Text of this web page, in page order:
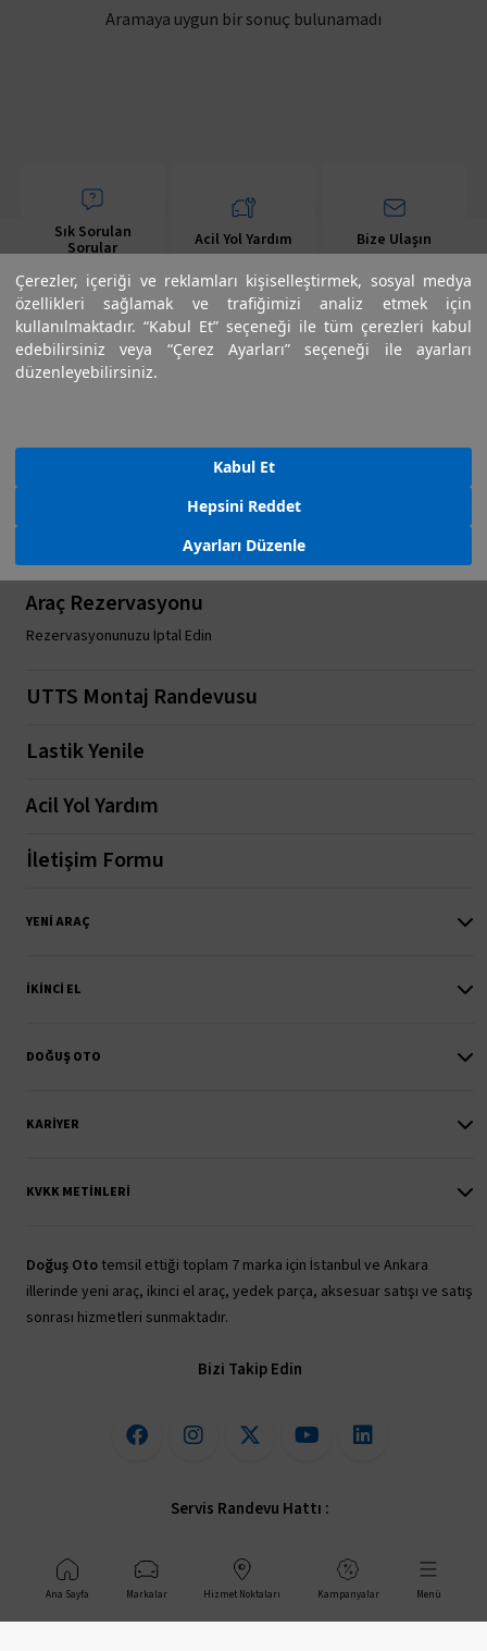
Çerezler, içeriği ve reklamları kişiselleştirmek, sosyal medya
özellikleri sağlamak ve trafiğimizi analiz etmek için
kullanılmaktadır. “Kabul Et” seçeneği ile tüm çerezleri kabul
edebilirsiniz veya “Çerez Ayarları” seçeneği ile ayarları
düzenleyebilirsiniz.
Ayarları Düzenle
Hepsini Reddet
Kabul Et
Aramaya uygun bir sonuç bulunamadı
Sık Sorulan
Sorular Acil Yol Yardım Bize Ulaşın
Araç Rezervasyonu
Rezervasyonunuzu İptal Edin
UTTS Montaj Randevusu
Lastik Yenile
Acil Yol Yardım
İletişim Formu
YENI ARAÇ
İKINCI EL
DOĞUŞ OTO
KARIYER
KVKK METINLERI
Doğuş Oto temsil ettiği toplam 7 marka için İstanbul ve Ankara
illerinde yeni araç, ikinci el araç, yedek parça, aksesuar satışı ve satış
sonrası hizmetleri sunmaktadır.
Bizi Takip Edin
Servis Randevu Hattı :
444 40 05
Ana Sayfa Markalar Hizmet Noktaları Kampanyalar Menü